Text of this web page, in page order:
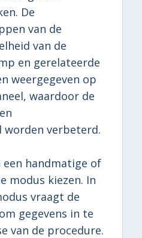
De
van de
van de
en gerelateerde
weergegeven op
waardoor de
verbeterd.
handmatige of
modus kiezen. In
vraagt ​​de
gegevens in te
van de procedure.